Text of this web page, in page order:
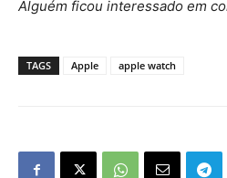
Alguém ficou interessado em
TAGS Apple apple watch